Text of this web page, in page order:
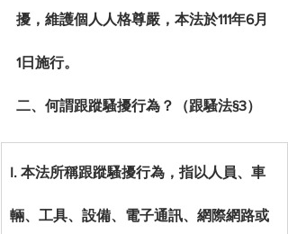
擾，維護個人人格尊嚴，本法於111年6月
1日施行。
二、何謂跟蹤騷擾行為？（跟騷法§3）
I. 本法所稱跟蹤騷擾行為，指以人員、車
輛、工具、設備、電子通訊、網際網路或